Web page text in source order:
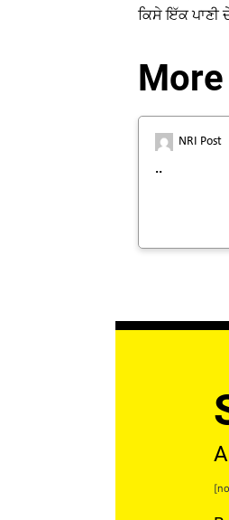
ਕਿਸੇ ਇੱਕ ਪਾਣੀ
NRI Post
..